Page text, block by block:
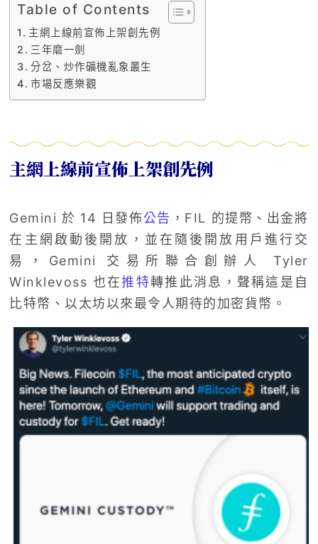
Table of Contents
主網上線前宣佈上架創先例
三年磨一劍
分岔、炒作礦機亂象叢生
市場反應樂觀
主網上線前宣佈上架創先例
Gemini 於 14 日發佈公告 ，FIL 的提幣、出金將
在主網啟動後開放，並在隨後開放用戶進行交
易，Gemini 交易所聯合創辦人 Tyler
Winklevoss 也在推特轉推此消息，聲稱這是自
比特幣、以太坊以來最令人期待的加密貨幣。